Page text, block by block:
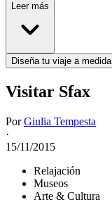
Leer más
Diseña tu viaje a medida
Visitar Sfax
PorGiulia Tempesta
·
15/11/2015
Relajación
Museos
Arte & Cultura